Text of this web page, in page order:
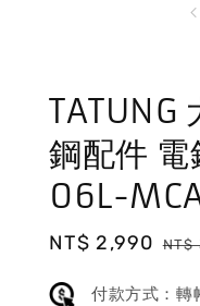
TATUNG
鋼配件 電
06L-
Sale
NT$ 2,990 NT$
付款方式：轉